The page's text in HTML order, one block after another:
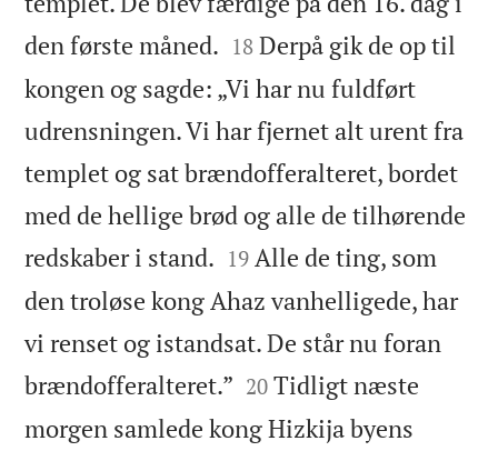
den første måned. 

18 Derpå gik de op til
kongen og sagde: „Vi har nu fuldført
udrensningen. Vi har fjernet alt urent fra
templet og sat brændofferalteret, bordet
med de hellige brød og alle de tilhørende
redskaber i stand. 

19 Alle de ting, som
den troløse kong Ahaz vanhelligede, har
vi renset og istandsat. De står nu foran
brændofferalteret.” 

20 Tidligt næste
morgen samlede kong Hizkija byens